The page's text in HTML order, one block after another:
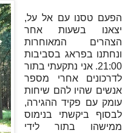
הפעם טסנו עם אל על,
יצאנו בשעות אחר
הצהרים המאוחרות
ונחתנו בפראג בסביבות
21:00. אני נתקעתי בתור
לדרכונים אחרי מספר
אנשים שהיו להם שיחות
עומק עם פקיד ההגירה,
לבסוף ביקשתי בנימוס
ממישהו בתור לידי